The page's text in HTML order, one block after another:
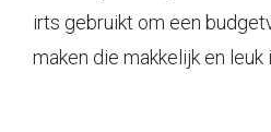
irts gebruikt om een
maken die makkelijk en leuk